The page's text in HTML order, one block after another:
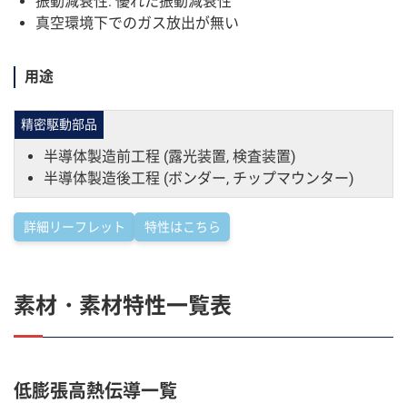
真空環境下でのガス放出が無い
用途
精密駆動部品
半導体製造前工程 (露光装置, 検査装置)
半導体製造後工程 (ボンダー, チップマウンター)
詳細リーフレット 特性はこちら
素材・素材特性一覧表
低膨張高熱伝導一覧